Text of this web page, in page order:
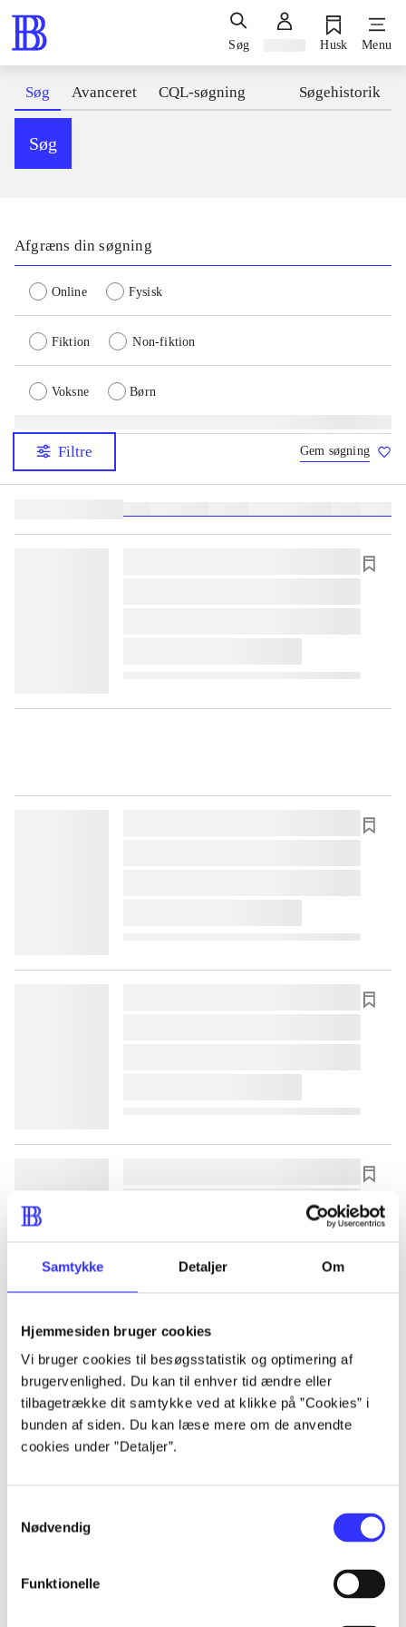
Samtykke Detaljer Om
Hjemmesiden bruger cookies
Vi bruger cookies til besøgsstatistik og optimering af
brugervenlighed. Du kan til enhver tid ændre eller
tilbagetrække dit samtykke ved at klikke på ”Cookies” i
bunden af siden. Du kan læse mere om de anvendte
cookies under ”Detaljer”.
Nødvendig
Funktionelle
Søg Husk Menu
Søg Avanceret CQL-søgning Søgehistorik
Søg
Afgræns din søgning
Online Fysisk
Fiktion Non-fiktion
Voksne Børn
Filtre Gem søgning
lorem ipsum dolor sit amet ...
lorem ipsum dolor sit amet ...
lorem ipsum dolor sit amet ...
lorem ipsum dolor sit amet ...
lorem ipsum dolor sit amet ...
lorem ipsum dolor sit amet ...
lorem ipsum dolor sit amet ...
lorem ipsum dolor sit amet ...
lorem ipsum dolor sit amet ...
lorem ipsum dolor sit amet ...
lorem ipsum dolor sit amet ...
lorem ipsum dolor sit amet ...
lorem ipsum dolor sit amet ...
lorem ipsum dolor sit amet ...